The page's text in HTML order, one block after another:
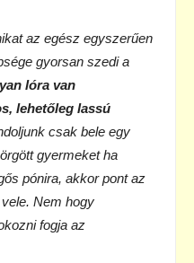
az egész egyszerűen
gyorsan szedi a
lóra van
lehetőleg lassú
csak bele egy
gyermeket ha
pónira, akkor pont az
Nem hogy
fogja az